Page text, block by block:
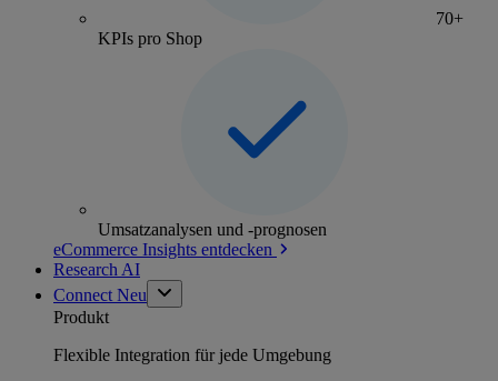
70+
KPIs pro Shop
Umsatzanalysen und -prognosen
eCommerce Insights entdecken
Research AI
Connect Neu
Produkt
Flexible Integration für jede Umgebung